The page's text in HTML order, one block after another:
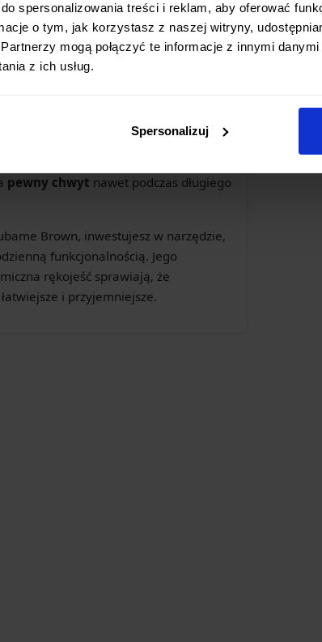
spersonalizowania treści i reklam, aby oferować
o tym, jak korzystasz z naszej witryny,
mogą połączyć te informacje z innymi
z ich usług.
Spersonalizuj
zestali VG-5(o twardości ok. 61
stalą SUS410. Takie połączenie
utrzymanie, ale także odporność
brązowego drewna pakka wood
. Ten
na wilgoć oraz przyjemnej w
pewny chwyt nawet podczas długiego
Brown, inwestujesz w narzędzie,
funkcjonalnością. Jego
rękojeść sprawiają, że
i przyjemniejsze.